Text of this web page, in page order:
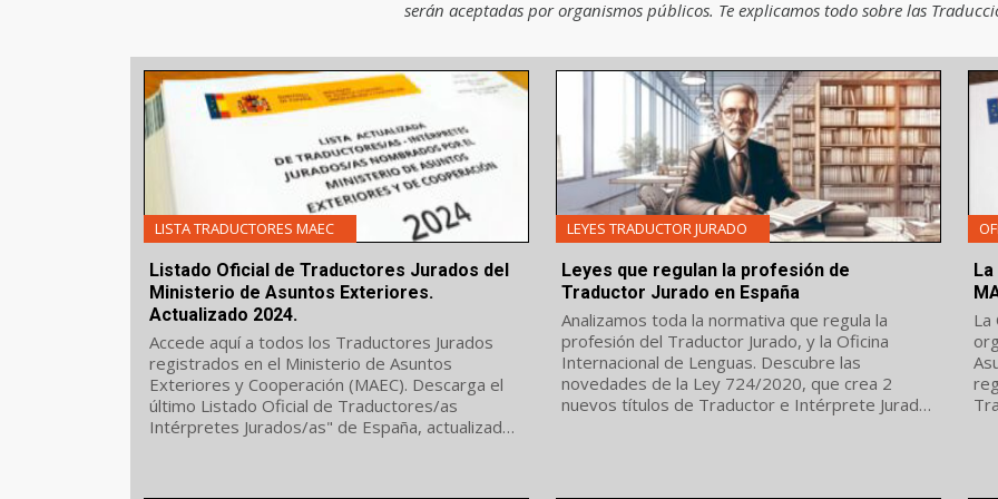
serán aceptadas por organismos públicos. Te explicamos todo sobre las
LISTA TRADUCTORES MAEC
Listado Oficial de Traductores Jurados del
Ministerio de Asuntos Exteriores.
Actualizado 2024.
Accede aquí a todos los Traductores Jurados
registrados en el Ministerio de Asuntos
Exteriores y Cooperación (MAEC). Descarga el
último Listado Oficial de Traductores/as
Intérpretes Jurados/as" de España, actualizado
LEYES TRADUCTOR JURADO
Leyes que regulan la profesión de
Traductor Jurado en España
Analizamos toda la normativa que regula la
profesión del Traductor Jurado, y la Oficina
Internacional de Lenguas. Descubre las
novedades de la Ley 724/2020, que crea 2
nuevos títulos de Traductor e Intérprete Jurado,
La